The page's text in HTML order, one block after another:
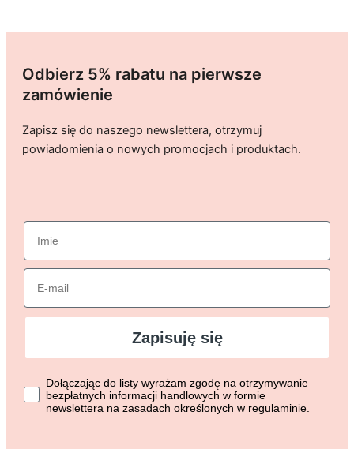
Odbierz 5% rabatu na pierwsze
zamówienie
Zapisz się do naszego newslettera, otrzymuj
powiadomienia o nowych promocjach i produktach.
imie
Email
Zapisuję się
Dołączając do listy wyrażasz zgodę na otrzymywanie
Dołączając do listy wyrażam zgodę na otrzymywanie
bezpłatnych informacji handlowych w formie
newslettera na zasadach określonych w regulaminie.